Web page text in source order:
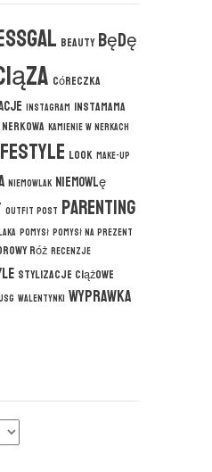
beauty będę
córeczka
instagram instamama
kamienie w nerkach
look make-up
niemowlak niemowlę
outfit post parenting
pomysł pomysł na prezent
róż recenzje
stylizacje ciążowe
walentynki wyprawka